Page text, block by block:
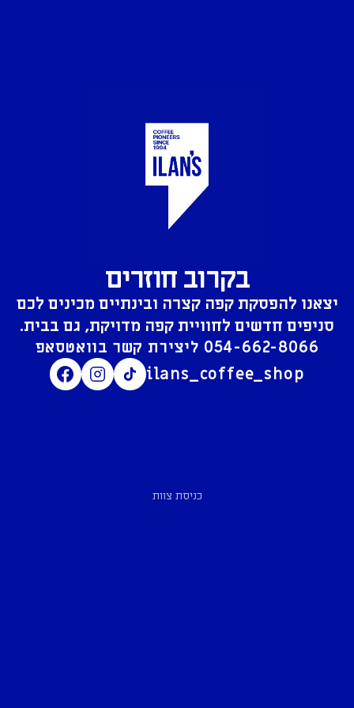
בקרוב חוזרים
יצאנו להפסקת קפה קצרה ובינתיים מכינים לכם
סניפים חדשים לחוויית קפה מדויקת, גם בבית.
054-662-8066
ilans_coffee_shop
כניסת צוות